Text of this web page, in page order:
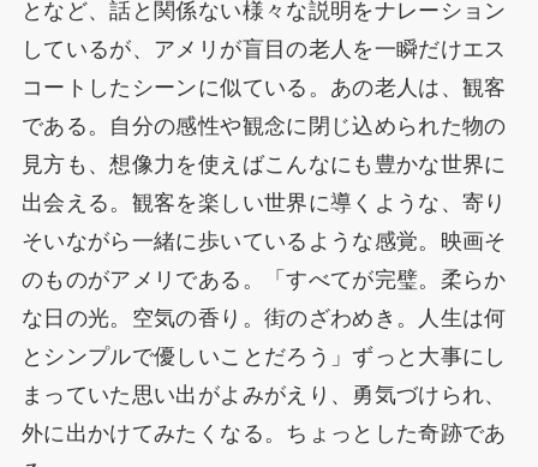
となど、話と関係ない様々な説明をナレーション
しているが、アメリが盲目の老人を一瞬だけエス
コートしたシーンに似ている。あの老人は、観客
である。自分の感性や観念に閉じ込められた物の
見方も、想像力を使えばこんなにも豊かな世界に
出会える。観客を楽しい世界に導くような、寄り
そいながら一緒に歩いているような感覚。映画そ
のものがアメリである。「すべてが完璧。柔らか
な日の光。空気の香り。街のざわめき。人生は何
とシンプルで優しいことだろう」ずっと大事にし
まっていた思い出がよみがえり、勇気づけられ、
外に出かけてみたくなる。ちょっとした奇跡であ